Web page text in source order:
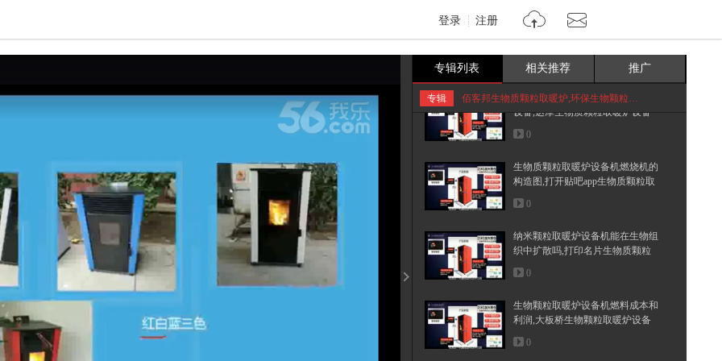
登录 注册
亮度
专辑列表 相关推荐 推广
专辑 佰客邦生物质颗粒取暖炉,环保生物颗粒取暖?
山东生物质颗粒取暖炉设备机整套
设备,达摩生物质颗粒取暖炉设备
0
山东生物质颗粒取暖炉设备机整套
设备,达摩生物质颗粒取暖炉设备
0
生物质颗粒取暖炉设备机燃烧机的
构造图,打开贴吧app生物质颗粒取
0
纳米颗粒取暖炉设备机能在生物组
织中扩散吗,打印名片生物质颗粒
0
生物颗粒取暖炉设备机燃料成本和
利润,大板桥生物颗粒取暖炉设备
0